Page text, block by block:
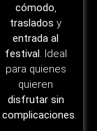
cómodo,
traslados y
entrada al
festival. Ideal
para quienes
quieren
disfrutar sin
complicaciones.